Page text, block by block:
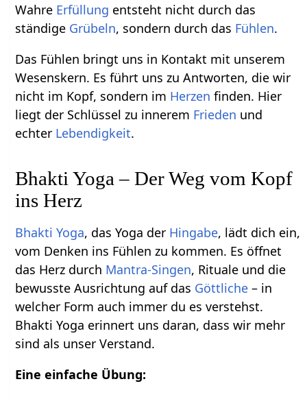
Wahre Erfüllung entsteht nicht durch das
ständige Grübeln, sondern durch das Fühlen.
Das Fühlen bringt uns in Kontakt mit unserem
Wesenskern. Es führt uns zu Antworten, die wir
nicht im Kopf, sondern im Herzen finden. Hier
liegt der Schlüssel zu innerem Frieden und
echter Lebendigkeit.
Bhakti Yoga – Der Weg vom Kopf
ins Herz
Bhakti Yoga, das Yoga der Hingabe, lädt dich ein,
vom Denken ins Fühlen zu kommen. Es öffnet
das Herz durch Mantra-Singen, Rituale und die
bewusste Ausrichtung auf das Göttliche – in
welcher Form auch immer du es verstehst.
Bhakti Yoga erinnert uns daran, dass wir mehr
sind als unser Verstand.
Eine einfache Übung: